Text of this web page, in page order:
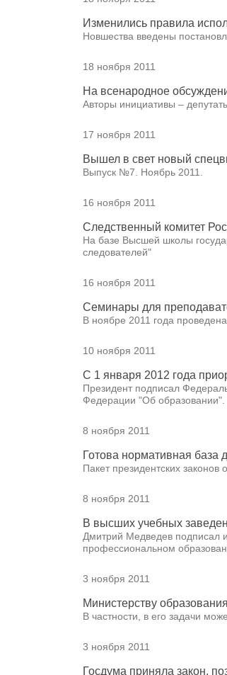
Изменились правила
Новшества введены
18 ноября 2011
На всенародное
Авторы инициативы –
17 ноября 2011
Вышел в свет новый
Выпуск №7. Ноябрь 2011.
16 ноября 2011
Следственный комитет
На базе Высшей школы
следователей"
16 ноября 2011
Семинары для
В ноябре 2011 года
10 ноября 2011
С 1 января 2012 года
Президент подписал
Федерации "Об образовании".
8 ноября 2011
Готова нормативная база
Пакет президентских
8 ноября 2011
В высших учебных
Дмитрий Медведев подписал
профессиональном
3 ноября 2011
Министерству
В частности, в его задачи
3 ноября 2011
Госдума приняла закон,